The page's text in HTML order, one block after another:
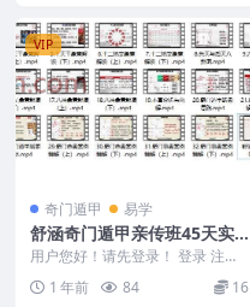
VIP
奇门遁甲 易学
舒涵奇门遁甲亲传班45天实
战32集
用户您好！请先登录！ 登录 注册
舒涵奇门遁甲亲传班45天实战32
集 25059...
1 年前 84 16